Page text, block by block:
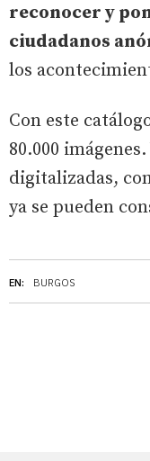
EN: BURGOS
reconocer y
ciudadanos
los
Con este
80.000
digitalizadas,
ya se pueden